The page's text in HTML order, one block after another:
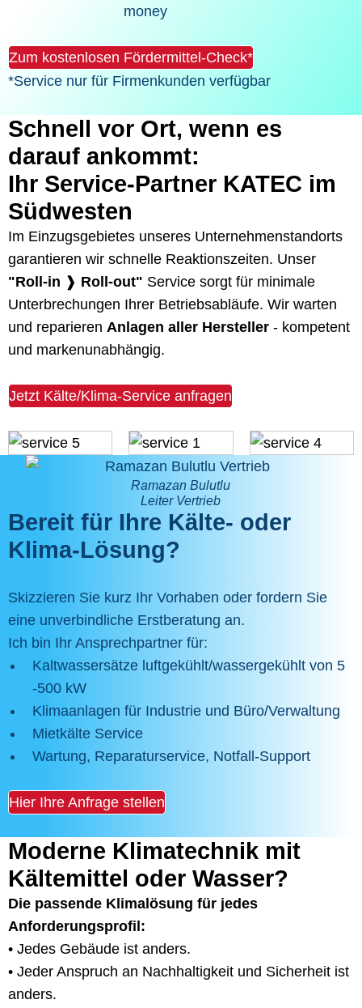
Zum kostenlosen Fördermittel-Check*
*Service nur für Firmenkunden verfügbar
Schnell vor Ort, wenn es
darauf ankommt:
Ihr Service-Partner KATEC im
Südwesten
Im Einzugsgebietes unseres Unternehmenstandorts
garantieren wir schnelle Reaktionszeiten. Unser
"Roll-in ❱ Roll-out" Service sorgt für minimale
Unterbrechungen Ihrer Betriebsabläufe. Wir warten
und reparieren Anlagen aller Hersteller - kompetent
und markenunabhängig.
Jetzt Kälte/Klima-Service anfragen
Ramazan Bulutlu
Leiter Vertrieb
Bereit für Ihre Kälte- oder
Klima-Lösung?
Skizzieren Sie kurz Ihr Vorhaben oder fordern Sie
eine unverbindliche Erstberatung an.
Ich bin Ihr Ansprechpartner für:
Kaltwassersätze luftgekühlt/wassergekühlt von 5
-500 kW
Klimaanlagen für Industrie und Büro/Verwaltung
Mietkälte Service
Wartung, Reparaturservice, Notfall-Support
Hier Ihre Anfrage stellen
Moderne Klimatechnik mit
Kältemittel oder Wasser?
Die passende Klimalösung für jedes
Anforderungsprofil:
• Jedes Gebäude ist anders.
• Jeder Anspruch an Nachhaltigkeit und Sicherheit ist
anders.